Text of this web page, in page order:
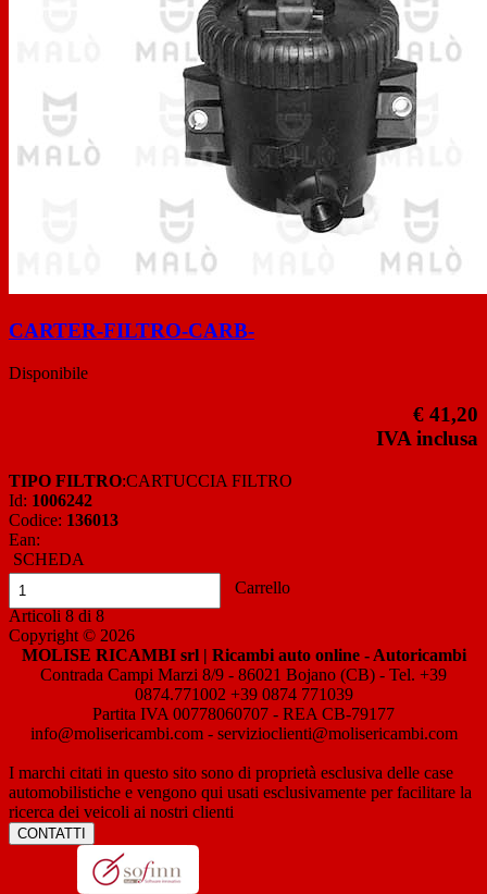
CARTER-FILTRO-CARB-
Disponibile
€ 41,20
IVA inclusa
TIPO FILTRO:CARTUCCIA FILTRO
Id: 1006242
Codice: 136013
Ean:
SCHEDA
Carrello
Articoli 8 di 8
Copyright © 2026
MOLISE RICAMBI srl | Ricambi auto online - Autoricambi
Contrada Campi Marzi 8/9 - 86021 Bojano (CB) - Tel. +39
0874.771002 +39 0874 771039
Partita IVA 00778060707 - REA CB-79177
info@molisericambi.com - servizioclienti@molisericambi.com
I marchi citati in questo sito sono di proprietà esclusiva delle case
automobilistiche e vengono qui usati esclusivamente per facilitare la
ricerca dei veicoli ai nostri clienti
CONTATTI